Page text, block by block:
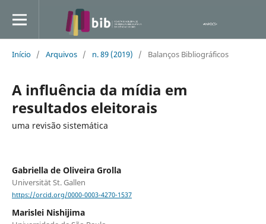
Início / Arquivos / n. 89 (2019) / Balanços Bibliográficos
A influência da mídia em
resultados eleitorais
uma revisão sistemática
Gabriella de Oliveira Grolla
Universität St. Gallen
https://orcid.org/0000-0003-4270-1537
Marislei Nishijima